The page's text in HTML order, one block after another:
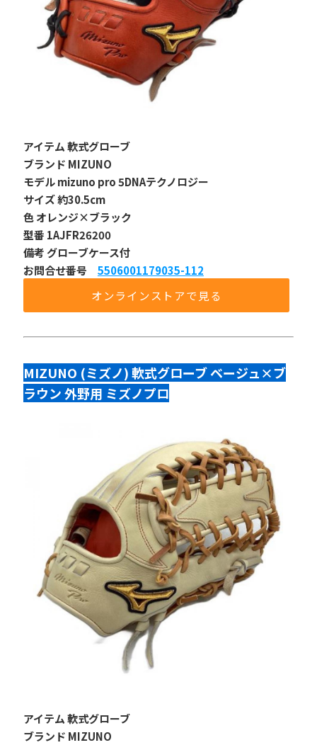
アイテム 軟式グローブ
ブランド MIZUNO
モデル mizuno pro 5DNAテクノロジー
サイズ 約30.5cm
色 オレンジ×ブラック
型番 1AJFR26200
備考 グローブケース付
お問合せ番号 5506001179035-112
オンラインストアで見る
MIZUNO (ミズノ) 軟式グローブ ベージュ×ブ
ラウン 外野用 ミズノプロ
アイテム 軟式グローブ
ブランド MIZUNO